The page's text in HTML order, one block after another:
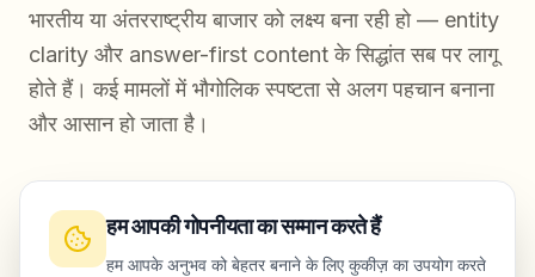
भारतीय या अंतरराष्ट्रीय बाजार को लक्ष्य बना रही हो — entity
clarity और answer-first content के सिद्धांत सब पर लागू
होते हैं। कई मामलों में भौगोलिक स्पष्टता से अलग पहचान बनाना
और आसान हो जाता है।
निष्कर्ष हम आपकी गोपनीयता का सम्मान करते हैं
हम आपके अनुभव को बेहतर बनाने के लिए कुकीज़ का उपयोग करते